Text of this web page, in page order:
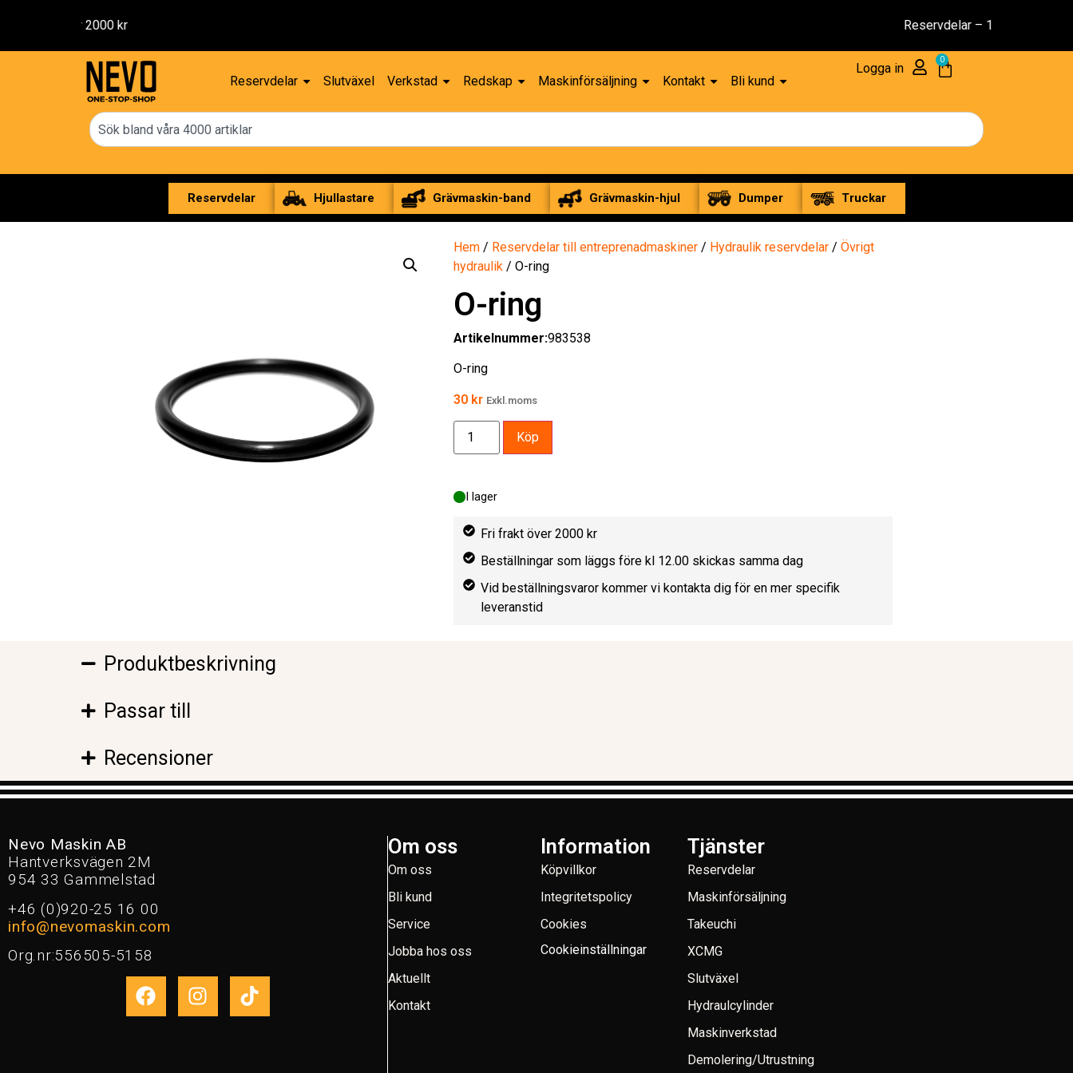
Reservdelar Slutväxel Verkstad Redskap Maskinförsäljning Kontakt Bli kund
Logga in
0
Reservdelar Hjullastare Grävmaskin-band Grävmaskin-hjul Dumper Truckar
Hem / Reservdelar till entreprenadmaskiner / Hydraulik reservdelar / Övrigt
hydraulik / O-ring
O-ring
Artikelnummer:983538
O-ring
30 kr Exkl.moms
I lager
Köp
Fri frakt över 2000 kr
Beställningar som läggs före kl 12.00 skickas samma dag
Vid beställningsvaror kommer vi kontakta dig för en mer specifik
leveranstid
Produktbeskrivning
Passar till
Recensioner
Nevo Maskin AB
Hantverksvägen 2M
954 33 Gammelstad
+46 (0)920-25 16 00
info@nevomaskin.com
Org.nr:556505-5158
Om oss
Om oss
Bli kund
Service
Jobba hos oss
Aktuellt
Kontakt
Information
Köpvillkor
Integritetspolicy
Cookies
Cookieinställningar
Tjänster
Reservdelar
Maskinförsäljning
Takeuchi
XCMG
Slutväxel
Hydraulcylinder
Maskinverkstad
Demolering/Utrustning